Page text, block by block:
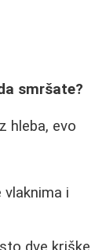
smršate?
hleba, evo
vlaknima i